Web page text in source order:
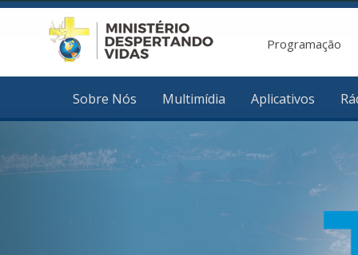
Programação
Sobre Nós Multimídia Aplicativos